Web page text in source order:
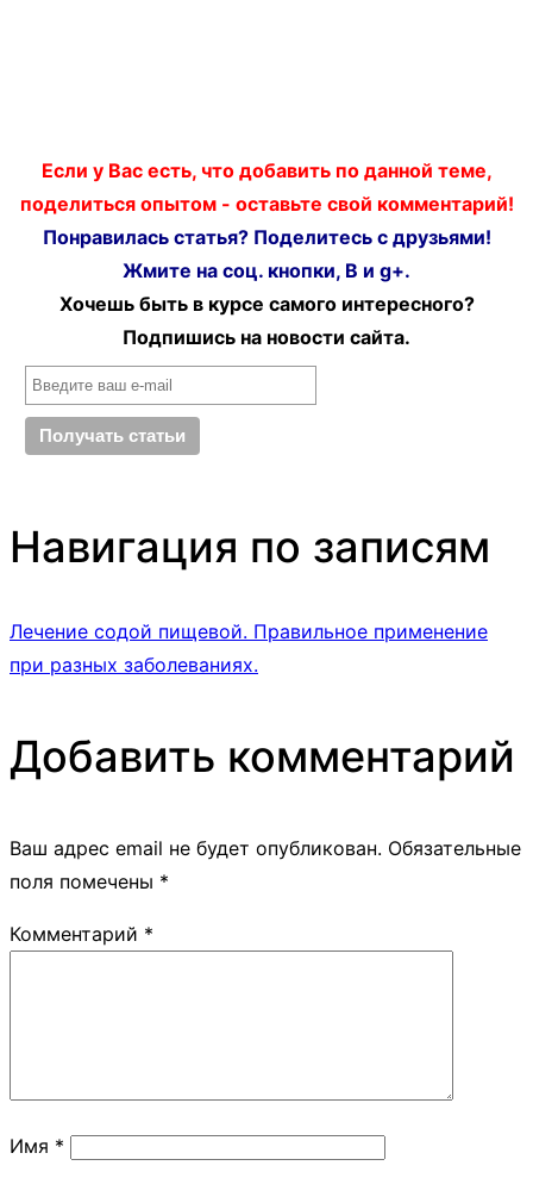
Если у Вас есть, что добавить по данной теме,
поделиться опытом - оставьте свой комментарий!
Понравилась статья? Поделитесь с друзьями!
Жмите на соц. кнопки, В и g+.
Хочешь быть в курсе самого интересного?
Подпишись на новости сайта.
Навигация по записям
Лечение содой пищевой. Правильное применение
при разных заболеваниях.
Добавить комментарий
Ваш адрес email не будет опубликован. Обязательные
поля помечены *
Комментарий *
Имя *